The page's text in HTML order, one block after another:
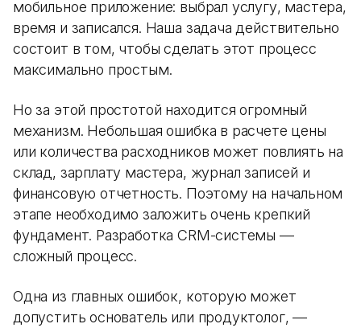
мобильное приложение: выбрал услугу, мастера,
время и записался. Наша задача действительно
состоит в том, чтобы сделать этот процесс
максимально простым.
Но за этой простотой находится огромный
механизм. Небольшая ошибка в расчете цены
или количества расходников может повлиять на
склад, зарплату мастера, журнал записей и
финансовую отчетность. Поэтому на начальном
этапе необходимо заложить очень крепкий
фундамент. Разработка CRM-системы —
сложный процесс.
Одна из главных ошибок, которую может
допустить основатель или продуктолог, —